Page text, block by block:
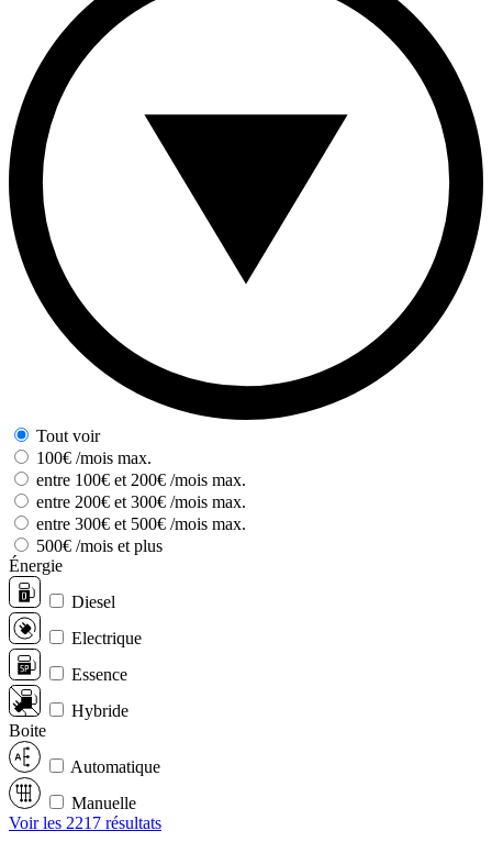
Tout voir
100€ /mois max.
entre 100€ et 200€ /mois max.
entre 200€ et 300€ /mois max.
entre 300€ et 500€ /mois max.
500€ /mois et plus
Énergie
Diesel
Electrique
Essence
Hybride
Boite
Automatique
Manuelle
Voir les 2217 résultats